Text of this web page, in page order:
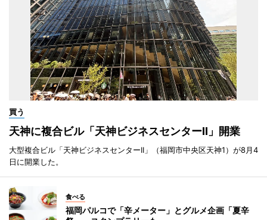
買う
天神に複合ビル「天神ビジネスセンターII」開業
大型複合ビル「天神ビジネスセンターII」（福岡市中央区天神1）が8月4
日に開業した。
食べる
福岡パルコで「辛メーター」とグルメ企画「夏辛